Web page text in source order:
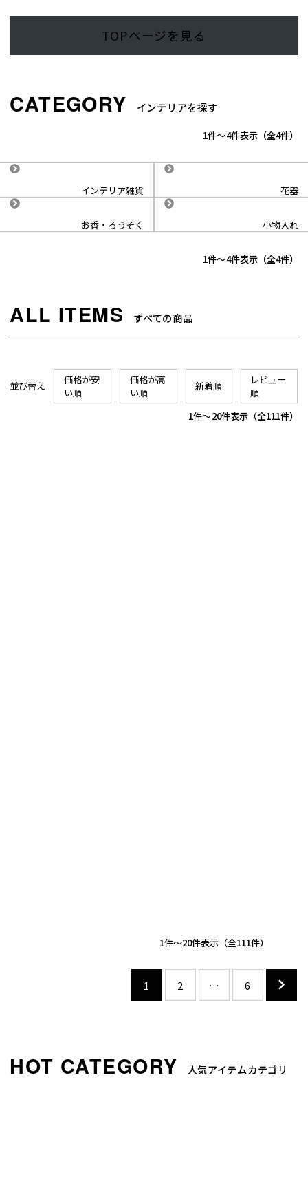
TOPページを見る
インテリアを探す
4
1 -4件表示
インテリア雑貨 花器
お香・ろうそく 小物入れ
4
1 -4件表示
すべての商品
並び替え
価格が安
い順
価格が高
い順
新着順
レビュー
順
111
1 -20件表示
111
1 -
20件表示
1 2 … 6
人気アイテムカテゴリ